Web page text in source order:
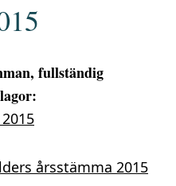
fullständig
årsstämma 2015